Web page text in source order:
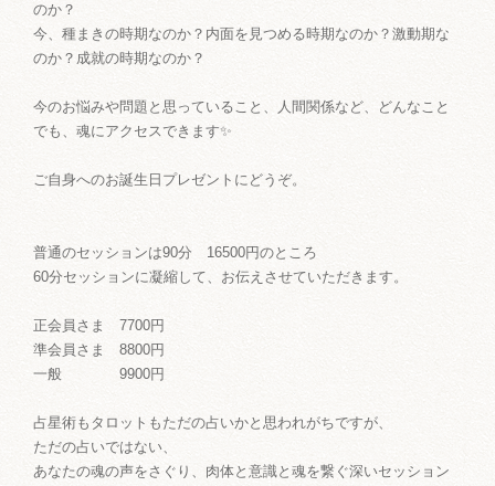
のか？
今、種まきの時期なのか？内面を見つめる時期なのか？激動期な
のか？成就の時期なのか？
今のお悩みや問題と思っていること、人間関係など、どんなこと
でも、魂にアクセスできます✨
ご自身へのお誕生日プレゼントにどうぞ。
普通のセッションは90分 16500円のところ
60分セッションに凝縮して、お伝えさせていただきます。
正会員さま 7700円
準会員さま 8800円
一般 9900円
占星術もタロットもただの占いかと思われがちですが、
ただの占いではない、
あなたの魂の声をさぐり、肉体と意識と魂を繋ぐ深いセッション